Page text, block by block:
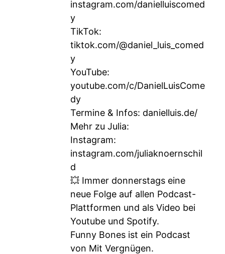
instagram.com/danielluiscomed
y
TikTok:
tiktok.com/@daniel_luis_comed
y
YouTube:
youtube.com/c/DanielLuisCome
dy
Termine & Infos: danielluis.de/
Mehr zu Julia:
Instagram:
instagram.com/juliaknoernschil
d
💥 Immer donnerstags eine
neue Folge auf allen Podcast-
Plattformen und als Video bei
Youtube und Spotify.
Funny Bones ist ein Podcast
von Mit Vergnügen.